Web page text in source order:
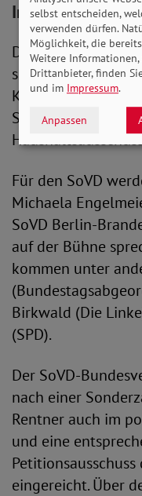
Inflationsprämie
Das Bündnis hat
sein Anliegen
Kundgebung an
Stellvertretende
Für den SoVD
Michaela
SoVD Berlin-
auf der Bühne
kommen unter
Birkwald (Die
(SPD).
Der SoVD-
nach einer
Rentner auch im
und eine
eingereicht. Über
selbst entscheiden,
verwenden dürfen.
Möglichkeit, die
Weitere
Drittanbieter, finden
und im Impressum.
Anpassen